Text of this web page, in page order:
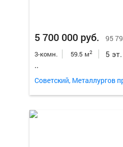
5 700 000 руб. 95
3-комн. 59.5 м2 5 эт.
..
Советский, Металлургов